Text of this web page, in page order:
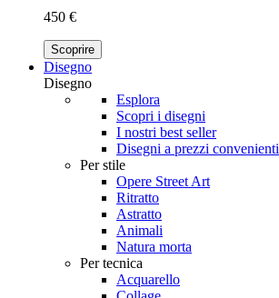
450 €
Scoprire
Disegno
Disegno
Esplora
Scopri i disegni
I nostri best seller
Disegni a prezzi convenienti
Per stile
Opere Street Art
Ritratto
Astratto
Animali
Natura morta
Per tecnica
Acquarello